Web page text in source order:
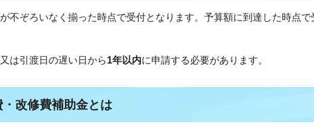
不ぞろいなく揃った時点で受付となります。予算額に到達した時点で
は引渡日の遅い日から1年以内に申請する必要があります。
改修費補助金とは